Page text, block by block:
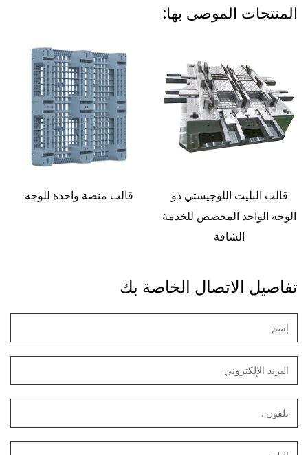
المنتجات الموصى بها:
قالب منصة واحدة للوجه
قالب البليت اللوجيستي ذو
الوجه الواحد المخصص للخدمة
الشاقة
تفاصيل الاتصال الخاصة بك